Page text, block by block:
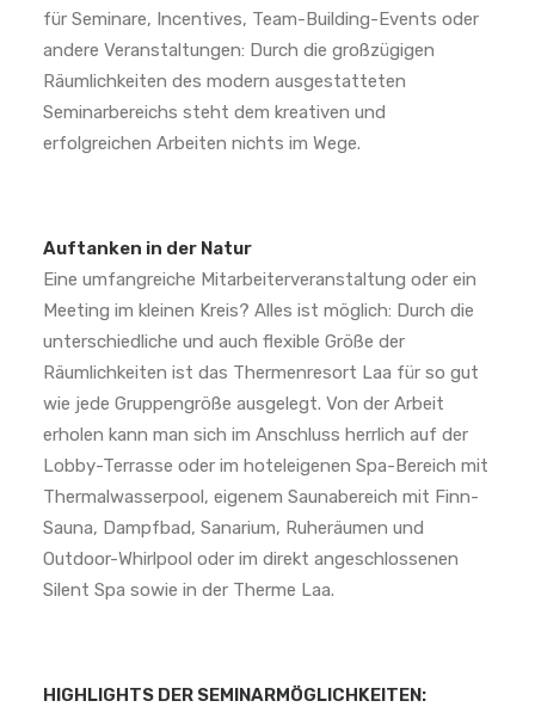
für Seminare, Incentives, Team-Building-Events oder
andere Veranstaltungen: Durch die großzügigen
Räumlichkeiten des modern ausgestatteten
Seminarbereichs steht dem kreativen und
erfolgreichen Arbeiten nichts im Wege.
Auftanken in der Natur
Eine umfangreiche Mitarbeiterveranstaltung oder ein
Meeting im kleinen Kreis? Alles ist möglich: Durch die
unterschiedliche und auch flexible Größe der
Räumlichkeiten ist das Thermenresort Laa für so gut
wie jede Gruppengröße ausgelegt. Von der Arbeit
erholen kann man sich im Anschluss herrlich auf der
Lobby-Terrasse oder im hoteleigenen Spa-Bereich mit
Thermalwasserpool, eigenem Saunabereich mit Finn-
Sauna, Dampfbad, Sanarium, Ruheräumen und
Outdoor-Whirlpool oder im direkt angeschlossenen
Silent Spa sowie in der Therme Laa.
HIGHLIGHTS DER SEMINARMÖGLICHKEITEN: